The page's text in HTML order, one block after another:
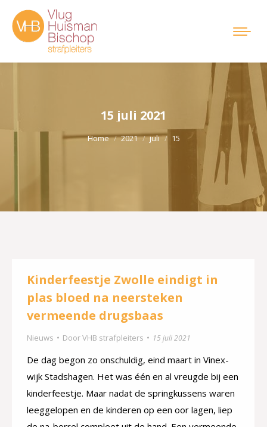
15 juli 2021
Home 2021 juli 15
Kinderfeestje Zwolle eindigt in
plas bloed na neersteken
vermeende drugsbaas
Nieuws DoorVHB strafpleiters 15 juli 2021
De dag begon zo onschuldig, eind maart in Vinex-
wijk Stadshagen. Het was één en al vreugde bij een
kinderfeestje. Maar nadat de springkussens waren
leeggelopen en de kinderen op een oor lagen, liep